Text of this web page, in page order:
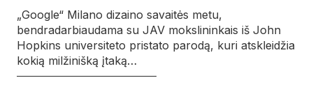
„Google“ Milano dizaino savaitės metu,
bendradarbiaudama su JAV mokslininkais iš John
Hopkins universiteto pristato parodą, kuri atskleidžia
kokią milžinišką įtaką…